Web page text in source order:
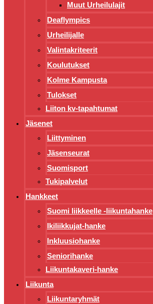
Muut Urheilulajit
Deaflympics
Urheilijalle
Valintakriteerit
Koulutukset
Kolme Kampusta
Tulokset
Liiton kv-tapahtumat
Jäsenet
Liittyminen
Jäsenseurat
Suomisport
Tukipalvelut
Hankkeet
Suomi liikkeelle -liikuntahanke
Ikiliikkujat-hanke
Inkluusiohanke
Seniorihanke
Liikuntakaveri-hanke
Liikunta
Liikuntaryhmät